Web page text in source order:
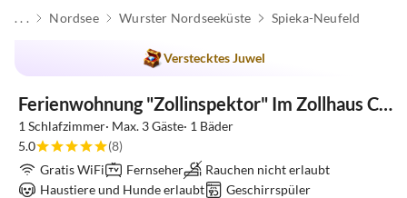
. . . Nordsee Wurster Nordseeküste Spieka-Neufeld
Verstecktes Juwel
Ferienwohnung "Zollinspektor" Im Zollhaus Cuxland
1 Schlafzimmer· Max. 3 Gäste· 1 Bäder
5.0
(8)
Gratis WiFi
Fernseher
Rauchen nicht erlaubt
Haustiere und Hunde erlaubt
Geschirrspüler